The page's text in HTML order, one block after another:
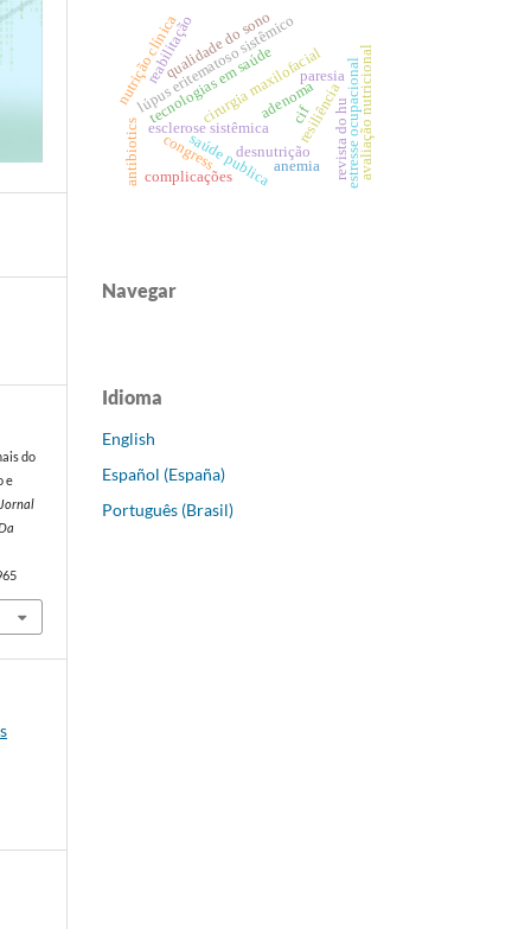
do
e
Jornal
adenoma
tecnologias em saúde
esclerose sistêmica
lúpus eritematoso sistêmicoresiliência
cirurgia maxilofacial estresse ocupacional
nutrição clínica
saúde publica
paresia
antibiotics
qualidade do sono
cif
desnutrição avaliação nutricional
anemia
complicações revista do hu
reabilitação
congress
Navegar
Idioma
English
Español (España)
Português (Brasil)